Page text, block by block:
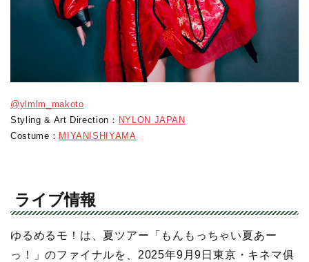
@ylmlm_makoto
Styling & Art Direction： NYLON JAPAN
Costume： MIYANISHIYAMA
ライブ情報
ゆるめるモ！は、夏ツアー「もんもっちゃい夏あー
っ！」のファイナルを、2025年9月9日東京・キネマ俱